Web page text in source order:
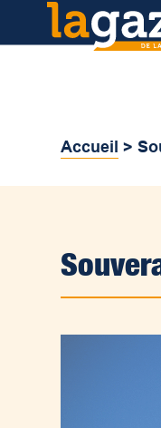
Accueil >